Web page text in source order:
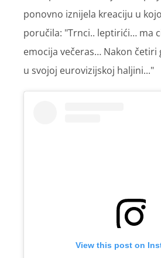
ponovno iznijela kreaciju u
poručila: "Trnci.. leptirići… ma
emocija večeras… Nakon
u svojoj eurovizijskoj haljini..."
View this post on